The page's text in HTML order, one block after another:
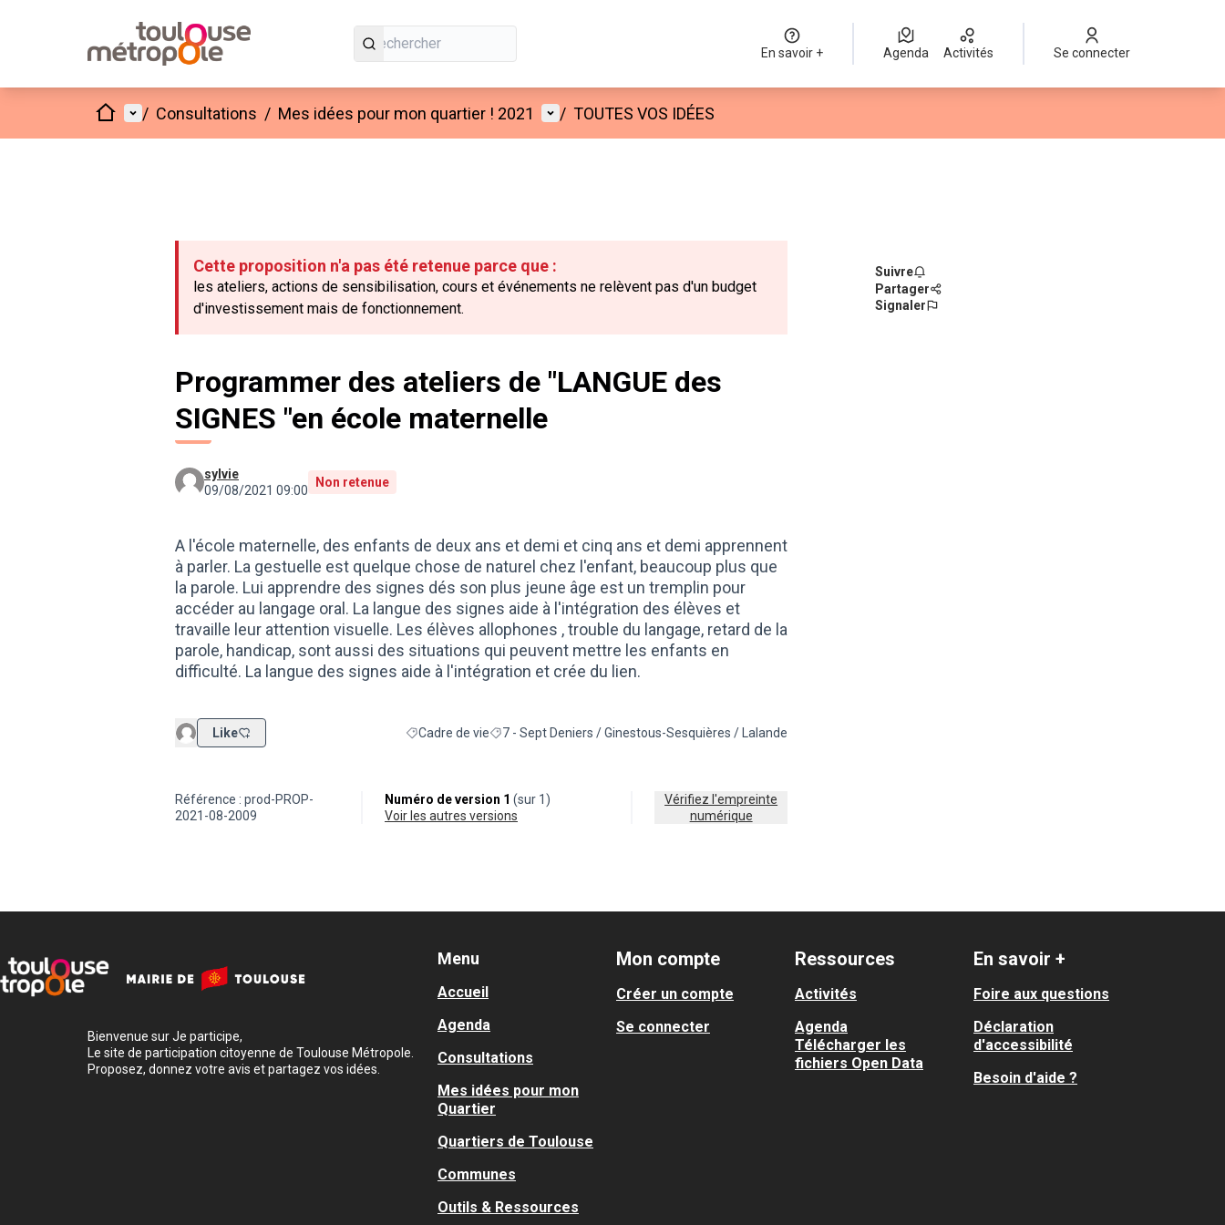
En savoir + Agenda Activités Se connecter
AccueilMenu principal
/ Consultations / Mes idées pour mon quartier ! 2021 Menu utilisateur
/ TOUTES VOS IDÉES
Cette proposition n'a pas été retenue parce que :
les ateliers, actions de sensibilisation, cours et événements ne relèvent pas d'un budget
d'investissement mais de fonctionnement.
Programmer des ateliers de "LANGUE des
SIGNES "en école maternelle
sylvie
09/08/2021 09:00
Non retenue
A l'école maternelle, des enfants de deux ans et demi et cinq ans et demi apprennent
à parler. La gestuelle est quelque chose de naturel chez l'enfant, beaucoup plus que
la parole. Lui apprendre des signes dés son plus jeune âge est un tremplin pour
accéder au langage oral. La langue des signes aide à l'intégration des élèves et
travaille leur attention visuelle. Les élèves allophones , trouble du langage, retard de la
parole, handicap, sont aussi des situations qui peuvent mettre les enfants en
difficulté. La langue des signes aide à l'intégration et crée du lien.
Like Filtrer les résultats de la catégorie : Cadre de vie
Cadre de vieFiltrer les résultats pour le secteur : 7 - Sept Deniers / Ginestous-Sesquières / Lalande
7 - Sept Deniers / Ginestous-Sesquières / Lalande
Suivre
Partager
Signaler
Référence : prod-PROP-
2021-08-2009
Numéro de version 1 (sur 1)
voir les autres versions
Vérifiez l'empreinte
numérique
Bienvenue sur Je participe,
Le site de participation citoyenne de Toulouse Métropole.
Proposez, donnez votre avis et partagez vos idées.
Menu
Accueil
Agenda
Consultations
Mes idées pour mon
Quartier
Quartiers de Toulouse
Communes
Outils & Ressources
Mon compte
Créer un compte
Se connecter
Ressources
Activités
Agenda
Télécharger les
fichiers Open Data
En savoir +
Foire aux questions
Déclaration
d'accessibilité
Besoin d'aide ?